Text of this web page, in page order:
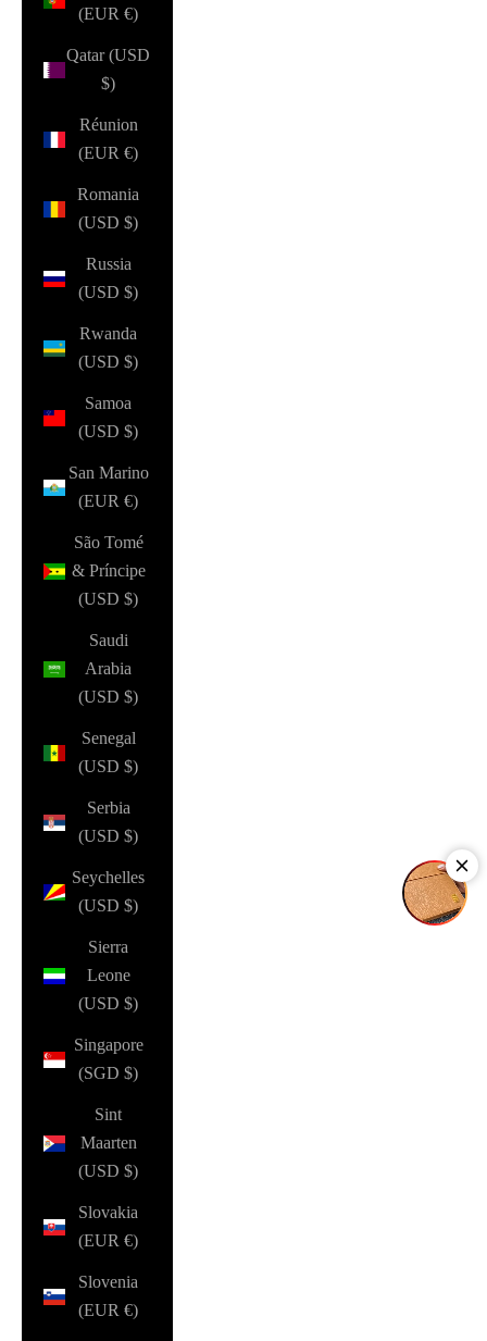
(EUR €)
Qatar (USD
$)
Réunion
(EUR €)
Romania
(USD $)
Russia
(USD $)
Rwanda
(USD $)
Samoa
(USD $)
San Marino
(EUR €)
São Tomé
& Príncipe
(USD $)
Saudi
Arabia
(USD $)
Senegal
(USD $)
Serbia
(USD $)
Seychelles
(USD $)
Sierra
Leone
(USD $)
Singapore
(SGD $)
Sint
Maarten
(USD $)
Slovakia
(EUR €)
Slovenia
(EUR €)